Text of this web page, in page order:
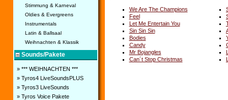
Stimmung & Karneval
Oldies & Evergreens
Instrumentals
Latin & Ballsaal
Weihnachten & Klassik
Sounds/Pakete
» *** WEIHNACHTEN ***
» Tyros4 LiveSoundsPLUS
» Tyros3 LiveSounds
» Tyros Voice Pakete
We Are The Champions
Feel
Let Me Entertain You
Sin Sin Sin
Bodies
Candy
Mr Bojangles
Can´t Stop Christmas